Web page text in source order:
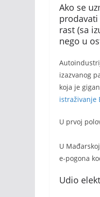
Ako se
prodavati
rast (sa
nego u
izazvanog
koja je
istraživanje
U prvoj
U
e-pogona
Udio